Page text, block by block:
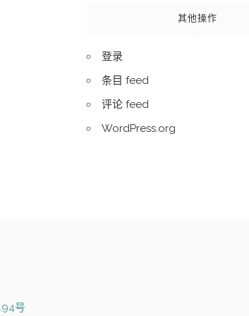
其他操作
登录
条目 feed
评论 feed
WordPress.org
号